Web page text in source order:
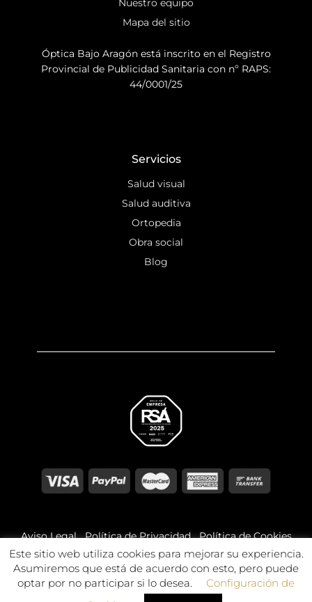
Mapa del sitio
Óptica Bajo Aragón está inscrito en el Registro
Provincial de Publicidad Sanitaria con nº RAPS:
44/0001/25
Servicios
Salud visual
Salud auditiva
Ortopedia
Obra social
Blog
Aviso Legal Política de Privacidad Política de Cookies
© 2026 Óptica Bajo Aragón. Todos los derechos
reservados.
Este sitio web utiliza cookies para mejorar su experiencia.
Asumiremos que está de acuerdo con esto, pero puede
optar por no participar si lo desea.
Configuración de